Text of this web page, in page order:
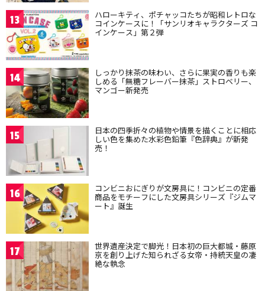
13 ハローキティ、ポチャッコたちが昭和レトロな
コインケースに！「サンリオキャラクターズ コ
インケース」第２弾
14 しっかり抹茶の味わい、さらに果実の香りも楽
しめる「無糖フレーバー抹茶」ストロベリー、
マンゴー新発売
15 日本の四季折々の植物や情景を描くことに相応
しい色を集めた水彩色鉛筆『色辞典』が新発
売！
16 コンビニおにぎりが文房具に！コンビニの定番
商品をモチーフにした文房具シリーズ『ジムマ
ート』誕生
17 世界遺産決定で脚光！日本初の巨大都城・藤原
京を創り上げた知られざる女帝・持統天皇の凄
絶な執念